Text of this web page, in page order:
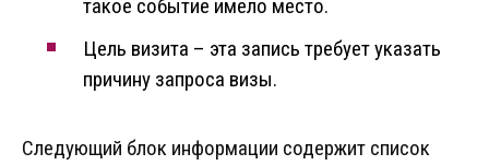
такое событие имело место.
Цель визита – эта запись требует указать
причину запроса визы.
Следующий блок информации содержит список